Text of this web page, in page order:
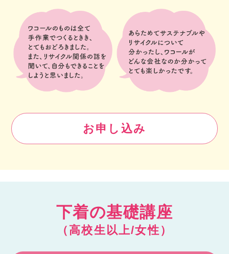
お申し込み
下着の基礎講座
（高校生以上/女性）